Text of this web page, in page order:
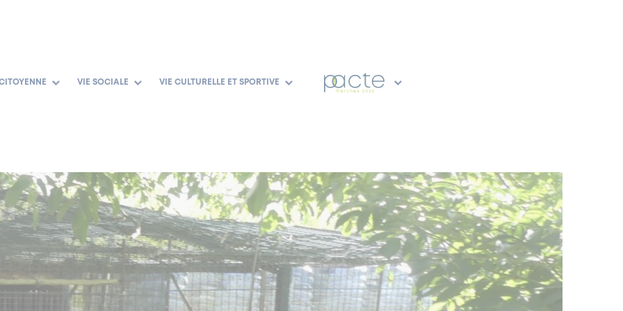
VIE SOCIALE VIE CULTURELLE ET SPORTIVE